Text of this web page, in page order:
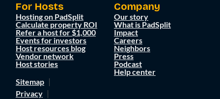
For Hosts
Hosting on PadSplit
Calculate property ROI
Refer a host for $1,000
Events for investors
Host resources blog
Vendor network
Host stories
Company
Our story
What is PadSplit
Impact
Careers
Neighbors
Press
Podcast
Help center
Sitemap
Privacy